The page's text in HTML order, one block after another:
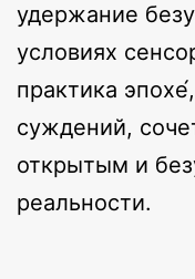
удержание
условиях
практика
суждений,
открытым и
реальности.